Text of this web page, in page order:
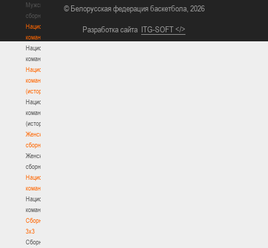
Мужские
сборные
Национальная
команда
Национальная
команда
Национальная
команда
(история)
Национальная
команда
(история)
Женские
сборные
Женские
сборные
Национальная
команда
Национальная
команда
Сборные
3х3
Сборные
© Белорусская федерация баскетбола, 2026
Разработка сайта ITG-SOFT </>